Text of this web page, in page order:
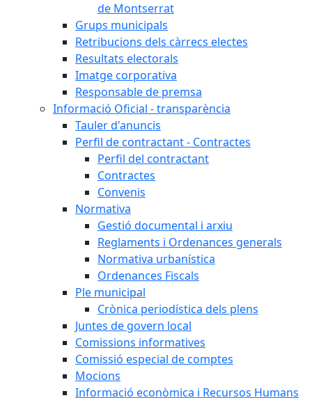
de Montserrat
Grups municipals
Retribucions dels càrrecs electes
Resultats electorals
Imatge corporativa
Responsable de premsa
Informació Oficial - transparència
Tauler d'anuncis
Perfil de contractant - Contractes
Perfil del contractant
Contractes
Convenis
Normativa
Gestió documental i arxiu
Reglaments i Ordenances generals
Normativa urbanística
Ordenances Fiscals
Ple municipal
Crònica periodística dels plens
Juntes de govern local
Comissions informatives
Comissió especial de comptes
Mocions
Informació econòmica i Recursos Humans